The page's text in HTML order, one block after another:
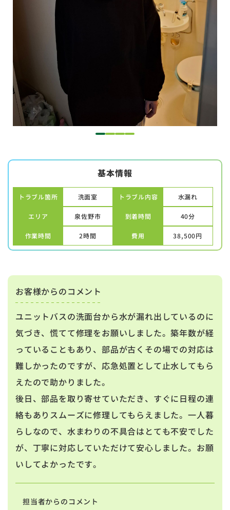
基本情報
トラブル箇所 洗面室 トラブル内容 水漏れ
エリア 泉佐野市 到着時間 40分
作業時間 2時間 費用 38,500円
お客様からのコメント
ユニットバスの洗面台から水が漏れ出しているのに
気づき、慌てて修理をお願いしました。築年数が経
っていることもあり、部品が古くその場での対応は
難しかったのですが、応急処置として止水してもら
えたので助かりました。
後日、部品を取り寄せていただき、すぐに日程の連
絡もありスムーズに修理してもらえました。一人暮
らしなので、水まわりの不具合はとても不安でした
が、丁寧に対応していただけて安心しました。お願
いしてよかったです。
担当者からのコメント